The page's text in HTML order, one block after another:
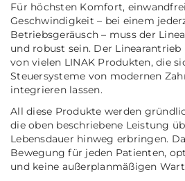
Für höchsten Komfort,
Geschwindigkeit – bei einem
Betriebsgeräusch – muss der
und robust sein. Der Linearantrieb
von vielen LINAK Produkten, die
Steuersysteme von modernen
integrieren lassen.
All diese Produkte werden
die oben beschriebene Leistung
Lebensdauer hinweg erbringen.
Bewegung für jeden Patienten,
und keine außerplanmäßigen